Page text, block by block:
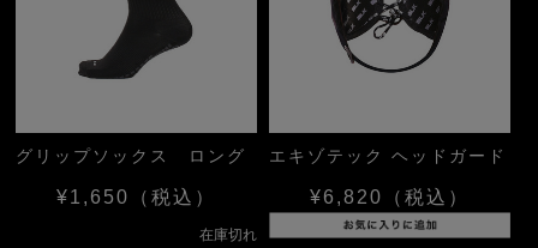
グリップソックス ロング
¥1,650 （税込）
在庫切れ
エキゾテック ヘッドガード
¥6,820 （税込）